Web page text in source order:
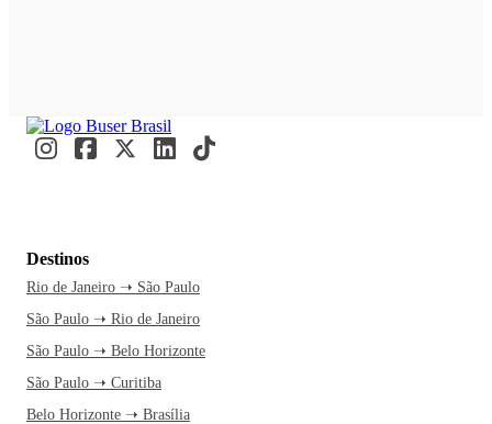
Destinos
Rio de Janeiro ➝ São Paulo
São Paulo ➝ Rio de Janeiro
São Paulo ➝ Belo Horizonte
São Paulo ➝ Curitiba
Belo Horizonte ➝ Brasília